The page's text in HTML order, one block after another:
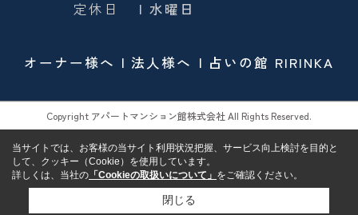
定休日
| 水曜日
オーナー様へ 法人様へ 占いの館 RIRINKA
Copyright アパートマンション館株式会社 All Rights Reserved.
当サイトでは、お客様の当サイト利用状況把握、サービス向上検討を目的と
して、クッキー（Cookie）を使用しています。
詳しくは、当社の 「Cookieの取扱いについて」 をご確認ください。
閉じる